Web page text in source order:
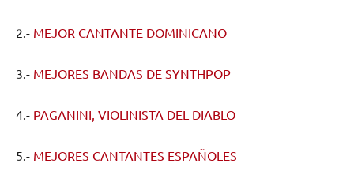
2.- MEJOR CANTANTE DOMINICANO
3.- MEJORES BANDAS DE SYNTHPOP
4.- PAGANINI, VIOLINISTA DEL DIABLO
5.- MEJORES CANTANTES ESPAÑOLES